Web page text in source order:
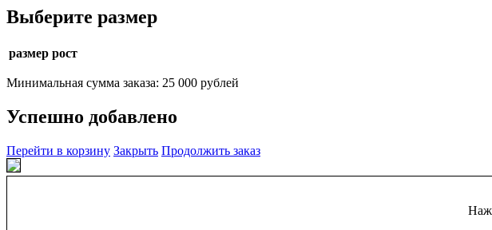
Выберите размер
размер рост
Минимальная сумма заказа: 25 000 рублей
Успешно добавлено
Перейти в корзину Закрыть Продолжить заказ